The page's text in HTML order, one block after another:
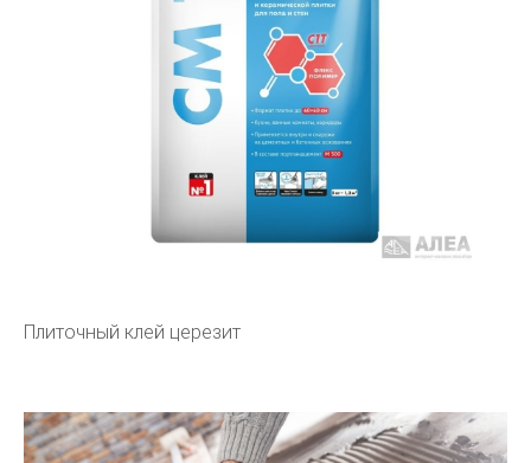
Плиточный клей церезит